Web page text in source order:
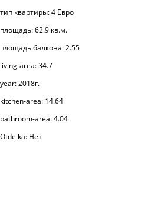
тип квартиры: 4 Евро
площадь: 62.9 кв.м.
площадь балкона: 2.55
living-area: 34.7
year: 2018г.
kitchen-area: 14.64
bathroom-area: 4.04
Otdelka: Нет